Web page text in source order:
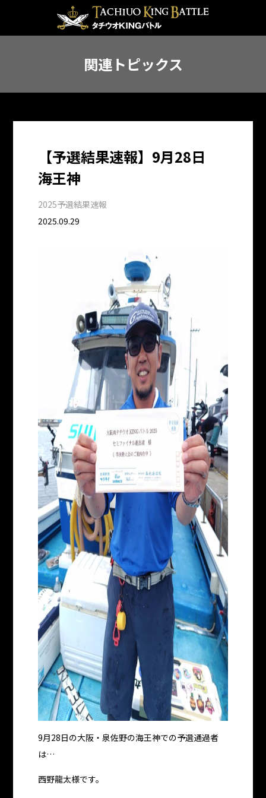
関連トピックス
【予選結果速報】9月28日
海王神
2025予選結果速報
2025.09.29
9月28日の大阪・泉佐野の海王神での予選通過者
は…
西野龍太様です。